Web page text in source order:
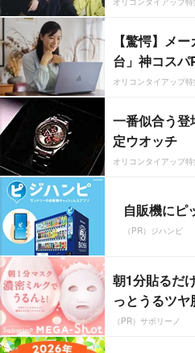
【驚愕】メ
台」神コスパ
オリコンタイアップ特
一番似合う
定ウオッチ
オリコンタイアップ特
自販機にピ
（PR）ジハンピ
朝1分貼るだ
っとうるツヤ
（PR）サボリーノ